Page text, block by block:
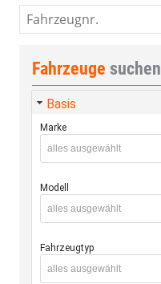
Fahrzeugnr.
Fahrzeuge suchen
Basis
Marke
alles ausgewählt
Modell
alles ausgewählt
Fahrzeugtyp
alles ausgewählt